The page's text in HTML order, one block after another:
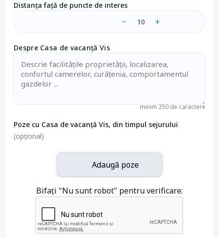
Distanța față de puncte de interes
− 10 +
Despre Casa de vacanță Vis
minim 250 de caractere
Poze cu Casa de vacanță Vis, din timpul sejurului
(opțional)
Adaugă poze
Bifați "Nu sunt robot" pentru verificare: